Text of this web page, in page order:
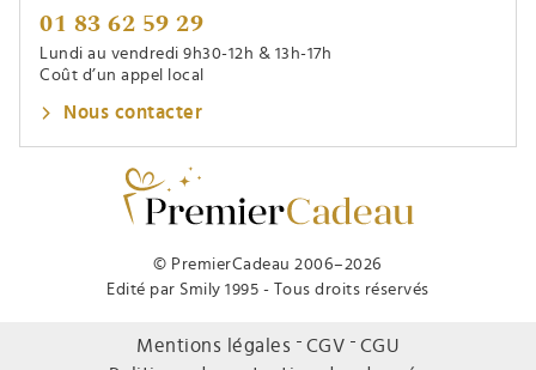
© PremierCadeau 2006–2026
Edité par Smily 1995 - Tous droits réservés
01 83 62 59 29
Lundi au vendredi 9h30-12h & 13h-17h
Coût d’un appel local
Nous contacter
Mentions légales CGV
CGU